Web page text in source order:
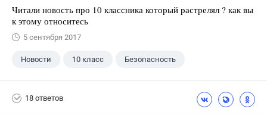
Читали новость про 10 классника который растрелял ? как вы
к этому относитесь
5 сентября 2017
Новости 10 класс Безопасность
18 ответов